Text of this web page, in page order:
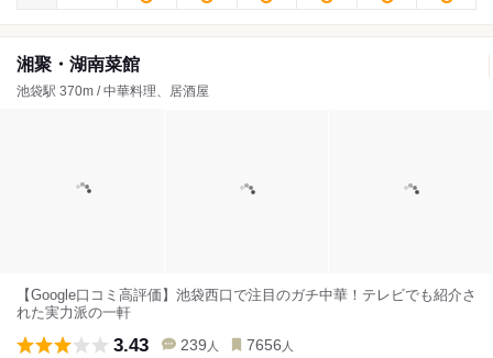
湘聚・湖南菜館
池袋駅 370m / 中華料理、居酒屋
【Google口コミ高評価】池袋西口で注目のガチ中華！テレビでも紹介さ
れた実力派の一軒
3.43 239 人 7656 人